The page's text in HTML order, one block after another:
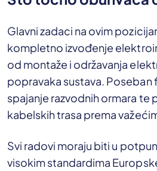
Glavni zadaci na ovim
kompletno izvođenje
od montaže i održavanja
popravaka sustava. Poseban
spajanje razvodnih ormara te
kabelskih trasa prema
Svi radovi moraju biti u
visokim standardima